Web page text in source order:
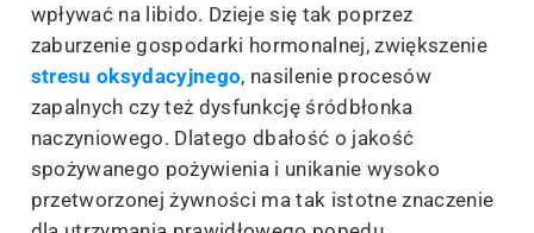
wpływać na libido. Dzieje się tak poprzez
zaburzenie gospodarki hormonalnej, zwiększenie
stresu oksydacyjnego, nasilenie procesów
zapalnych czy też dysfunkcję śródbłonka
naczyniowego. Dlatego dbałość o jakość
spożywanego pożywienia i unikanie wysoko
przetworzonej żywności ma tak istotne znaczenie